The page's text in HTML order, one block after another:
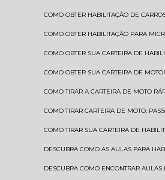
COMO OBTER HABILITAÇÃO DE
COMO OBTER HABILITAÇÃO PARA
COMO OBTER SUA CARTEIRA DE
COMO OBTER SUA CARTEIRA DE
COMO TIRAR A CARTEIRA DE MOTO
COMO TIRAR CARTEIRA DE MOTO:
COMO TIRAR SUA CARTEIRA DE
DESCUBRA COMO AS AULAS PARA
DESCUBRA COMO ENCONTRAR